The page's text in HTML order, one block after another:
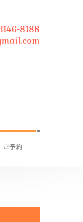
8188
ご予約